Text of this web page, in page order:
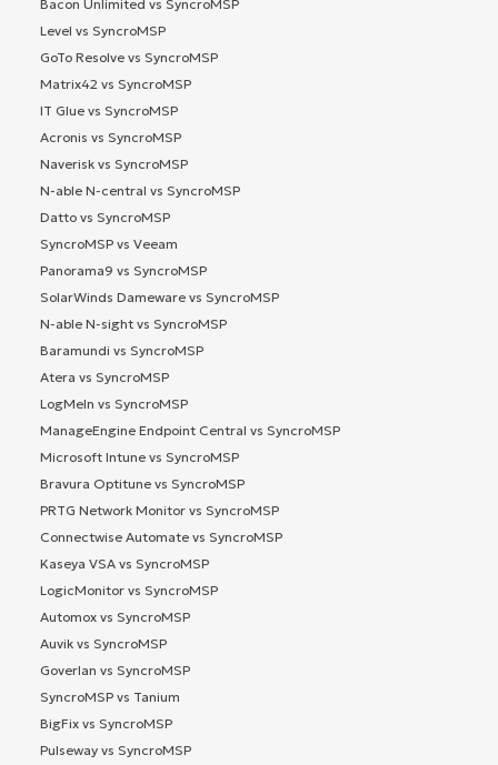
Bacon Unlimited vs SyncroMSP
Level vs SyncroMSP
GoTo Resolve vs SyncroMSP
Matrix42 vs SyncroMSP
IT Glue vs SyncroMSP
Acronis vs SyncroMSP
Naverisk vs SyncroMSP
N-able N-central vs SyncroMSP
Datto vs SyncroMSP
SyncroMSP vs Veeam
Panorama9 vs SyncroMSP
SolarWinds Dameware vs SyncroMSP
N-able N-sight vs SyncroMSP
Baramundi vs SyncroMSP
Atera vs SyncroMSP
LogMeIn vs SyncroMSP
ManageEngine Endpoint Central vs SyncroMSP
Microsoft Intune vs SyncroMSP
Bravura Optitune vs SyncroMSP
PRTG Network Monitor vs SyncroMSP
Connectwise Automate vs SyncroMSP
Kaseya VSA vs SyncroMSP
LogicMonitor vs SyncroMSP
Automox vs SyncroMSP
Auvik vs SyncroMSP
Goverlan vs SyncroMSP
SyncroMSP vs Tanium
BigFix vs SyncroMSP
Pulseway vs SyncroMSP